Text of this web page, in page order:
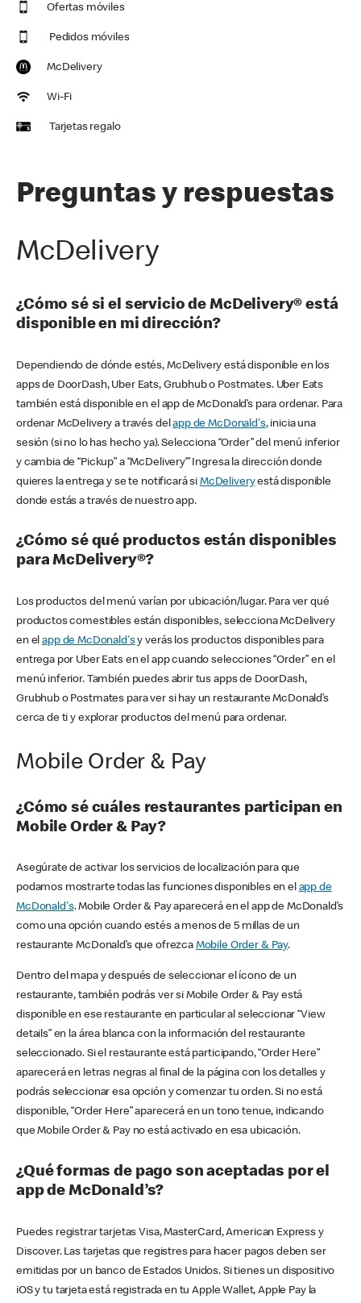
Ofertas móviles
Pedidos móviles
McDelivery
Wi-Fi
Tarjetas regalo
Preguntas y respuestas
McDelivery
¿Cómo sé si el servicio de McDelivery® está
disponible en mi dirección?
Dependiendo de dónde estés, McDelivery está disponible en los
apps de DoorDash, Uber Eats, Grubhub o Postmates. Uber Eats
también está disponible en el app de McDonald’s para ordenar. Para
ordenar McDelivery a través delapp de McDonald's, inicia una
sesión (si no lo has hecho ya). Selecciona “Order” del menú inferior
y cambia de “Pickup” a “McDelivery’” Ingresa la dirección donde
quieres la entrega y se te notificará si McDeliveryestá disponible
donde estás a través de nuestro app.
¿Cómo sé qué productos están disponibles
para McDelivery®?
Los productos del menú varían por ubicación/lugar. Para ver qué
productos comestibles están disponibles, selecciona McDelivery
en elapp de McDonald'sy verás los productos disponibles para
entrega por Uber Eats en el app cuando selecciones “Order” en el
menú inferior. También puedes abrir tus apps de DoorDash,
Grubhub o Postmates para ver si hay un restaurante McDonald’s
cerca de ti y explorar productos del menú para ordenar.
Mobile Order & Pay
¿Cómo sé cuáles restaurantes participan en
Mobile Order & Pay?
Asegúrate de activar los servicios de localización para que
podamos mostrarte todas las funciones disponibles en el app de
McDonald's. Mobile Order & Pay aparecerá en el app de McDonald’s
como una opción cuando estés a menos de 5 millas de un
restaurante McDonald’s que ofrezca Mobile Order & Pay.
Dentro del mapa y después de seleccionar el ícono de un
restaurante, también podrás ver si Mobile Order & Pay está
disponible en ese restaurante en particular al seleccionar “View
details” en la área blanca con la información del restaurante
seleccionado. Si el restaurante está participando, “Order Here”
aparecerá en letras negras al final de la página con los detalles y
podrás seleccionar esa opción y comenzar tu orden. Si no está
disponible, “Order Here” aparecerá en un tono tenue, indicando
que Mobile Order & Pay no está activado en esa ubicación.
¿Qué formas de pago son aceptadas por el
app de McDonald’s?
Puedes registrar tarjetas Visa, MasterCard, American Express y
Discover. Las tarjetas que registres para hacer pagos deben ser
emitidas por un banco de Estados Unidos. Si tienes un dispositivo
iOS y tu tarjeta está registrada en tu Apple Wallet, Apple Pay la